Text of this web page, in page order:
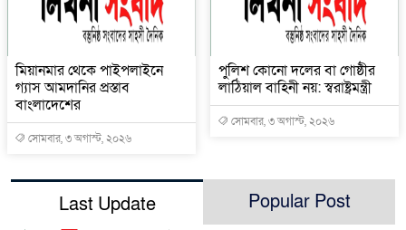
মিয়ানমার থেকে পাইপলাইনে
গ্যাস আমদানির প্রস্তাব
বাংলাদেশের
সোমবার, ৩ অগাস্ট, ২০২৬
পুলিশ কোনো দলের বা গোষ্ঠীর
লাঠিয়াল বাহিনী নয়: স্বরাষ্ট্রমন্ত্রী
সোমবার, ৩ অগাস্ট, ২০২৬
Last Update Popular Post